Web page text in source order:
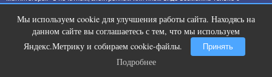
письменного согласия, ссылка на интернет-журнал «Вечерний Магнитогорск»
ответственность несут авторы публикаций и рекламодатели. Редакция может не
разделять точку зрения автора.
Мы используем cookie для улучшения работы сайта. Находясь на
данном сайте вы соглашаетесь с тем, что мы используем
Яндекс.Метрику и собираем cookie-файлы.
Принять
Подробнее
Ролик из Омска: вы будете смеяться
долго
Подробнее